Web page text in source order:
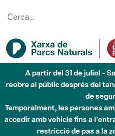
A partir del 31 de juliol -
reobre al públic després del
de
Temporalment, les persones
accedir amb vehicle fins a
restricció de pas a la